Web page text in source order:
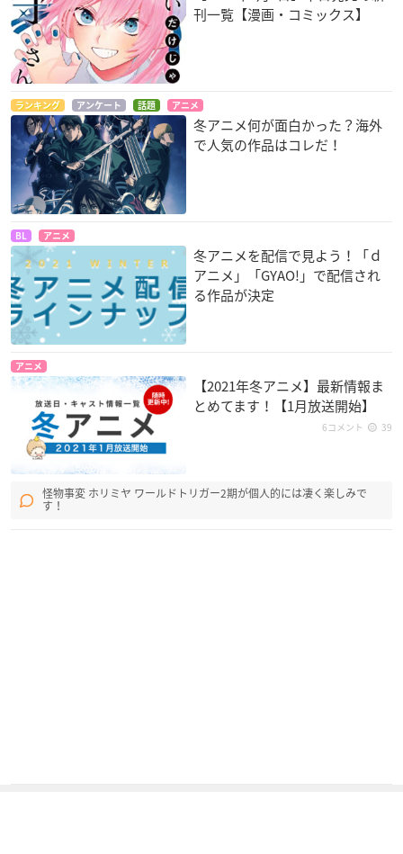
刊一覧【漫画・コミックス】
ランキング アンケート 話題 アニメ
冬アニメ何が面白かった？海外
で人気の作品はコレだ！
BL アニメ
冬アニメを配信で見よう！「ｄ
アニメ」「GYAO!」で配信され
る作品が決定
アニメ
【2021年冬アニメ】最新情報ま
とめてます！【1月放送開始】
6コメント 39
怪物事変 ホリミヤ ワールドトリガー2期が個人的には凄く楽しみで
す！